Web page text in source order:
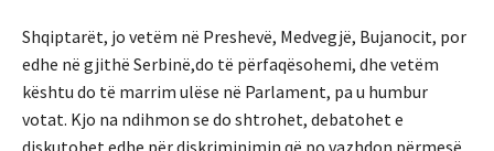
Shqiptarët, jo vetëm në Preshevë, Medvegjë, Bujanocit, por
edhe në gjithë Serbinë,do të përfaqësohemi, dhe vetëm
kështu do të marrim ulëse në Parlament, pa u humbur
votat. Kjo na ndihmon se do shtrohet, debatohet e